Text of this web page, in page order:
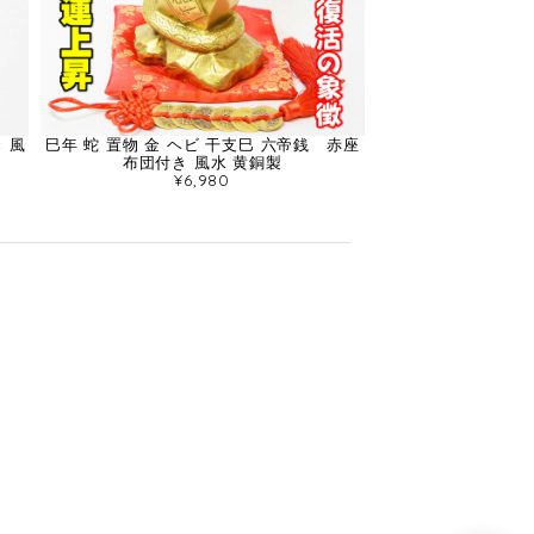
風
巳年 蛇 置物 金 ヘビ 干支巳 六帝銭 赤座
布団付き 風水 黄銅製
¥6,980